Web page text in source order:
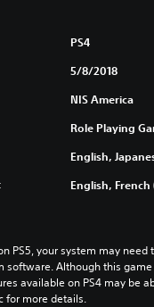
PS4
5/8/2018
NIS America
Role Playing
English,
English, French
PS5, your system may need
software. Although this
available on PS4 may be
for more details.